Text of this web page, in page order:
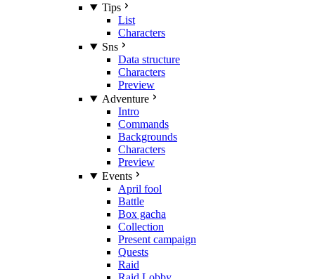
Tips
List
Characters
Sns
Data structure
Characters
Preview
Adventure
Intro
Commands
Backgrounds
Characters
Preview
Events
April fool
Battle
Box gacha
Collection
Present campaign
Quests
Raid